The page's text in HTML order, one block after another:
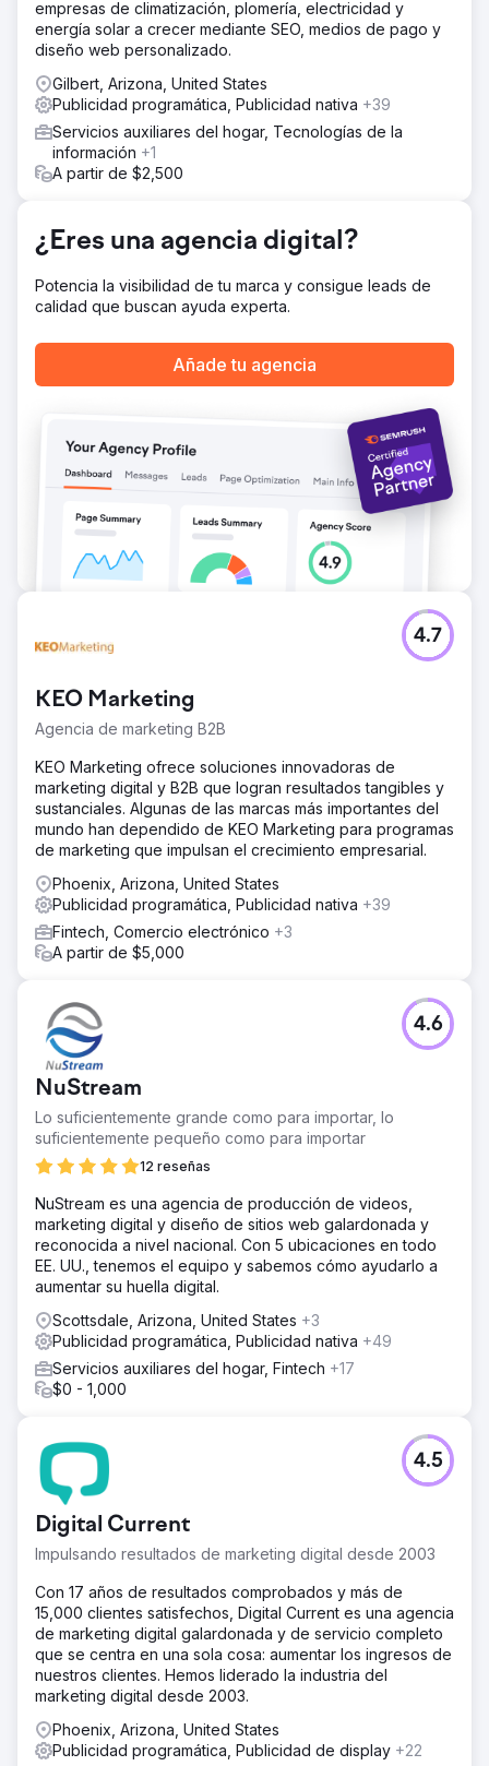
elementos de diseño, y se realizaron pruebas A/B con los
anuncios originales para determinar su efectividad.
Los anuncios rediseñados superaron a los originales, y la
versión con mejor rendimiento logró una efectividad 2,5
veces superior. En general, se registró un aumento del
130 % en los ingresos y del 80 % en el ROAS, lo que
demuestra el impacto de las mejoras de diseño basadas
Ir a la página de la agencia
empresas de climatización, plomería, electricidad y
energía solar a crecer mediante SEO, medios de pago y
diseño web personalizado.
Gilbert, Arizona, United States
Publicidad programática, Publicidad nativa +39
Servicios auxiliares del hogar, Tecnologías de la
información +1
A partir de $2,500
¿Eres una agencia digital?
Potencia la visibilidad de tu marca y consigue leads de
calidad que buscan ayuda experta.
Añade tu agencia
KEO Marketing
Agencia de marketing B2B
4.7
KEO Marketing ofrece soluciones innovadoras de
marketing digital y B2B que logran resultados tangibles y
sustanciales. Algunas de las marcas más importantes del
mundo han dependido de KEO Marketing para programas
de marketing que impulsan el crecimiento empresarial.
Phoenix, Arizona, United States
Publicidad programática, Publicidad nativa +39
Fintech, Comercio electrónico +3
A partir de $5,000
NuStream
Lo suficientemente grande como para importar, lo
suficientemente pequeño como para importar
12 reseñas
4.6
NuStream es una agencia de producción de videos,
marketing digital y diseño de sitios web galardonada y
reconocida a nivel nacional. Con 5 ubicaciones en todo
EE. UU., tenemos el equipo y sabemos cómo ayudarlo a
aumentar su huella digital.
Scottsdale, Arizona, United States +3
Publicidad programática, Publicidad nativa +49
Servicios auxiliares del hogar, Fintech +17
$0 - 1,000
Digital Current
Impulsando resultados de marketing digital desde 2003
4.5
Con 17 años de resultados comprobados y más de
15,000 clientes satisfechos, Digital Current es una agencia
de marketing digital galardonada y de servicio completo
que se centra en una sola cosa: aumentar los ingresos de
nuestros clientes. Hemos liderado la industria del
marketing digital desde 2003.
Phoenix, Arizona, United States
Publicidad programática, Publicidad de display +22